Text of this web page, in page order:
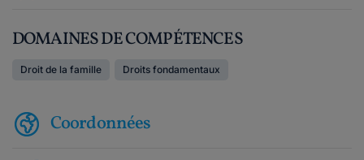
DOMAINES DE COMPÉTENCES
Droit de la famille Droits fondamentaux
Coordonnées